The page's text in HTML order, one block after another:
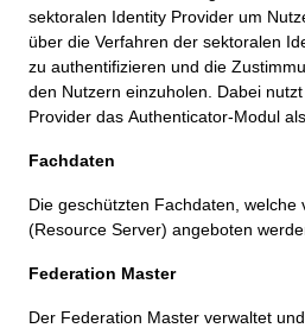
sektoralen Identity Provider um
über die Verfahren der sektoralen
zu authentifizieren und die
den Nutzern einzuholen. Dabei
Provider das Authenticator-Modul
Fachdaten
Die geschützten Fachdaten, welche
(Resource Server) angeboten
Federation Master
Der Federation Master verwaltet